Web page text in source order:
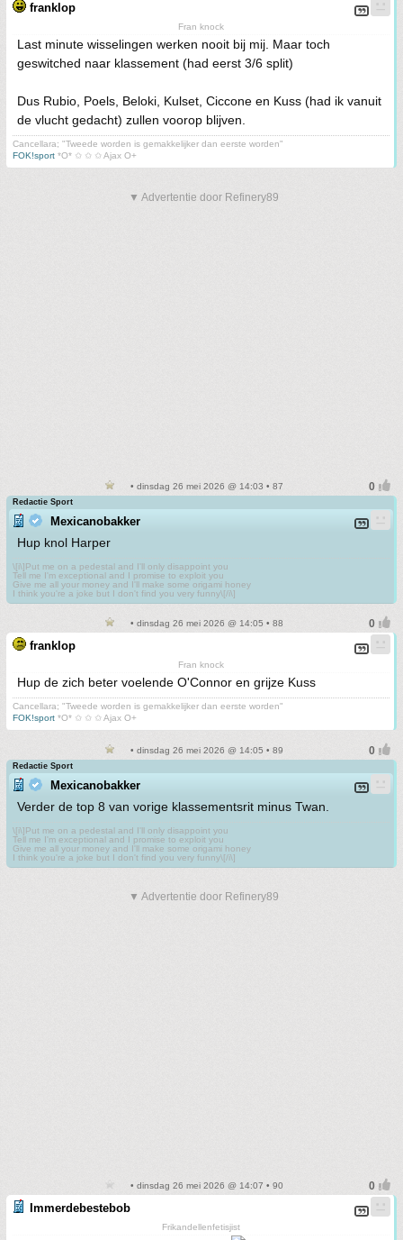
franklop
Fran knock
Last minute wisselingen werken nooit bij mij. Maar toch
geswitched naar klassement (had eerst 3/6 split)
Dus Rubio, Poels, Beloki, Kulset, Ciccone en Kuss (had ik vanuit
de vlucht gedacht) zullen voorop blijven.
Cancellara; "Tweede worden is gemakkelijker dan eerste worden"
FOK!sport *O* ✩ ✩ ✩ Ajax O+
▼ Advertentie door Refinery89
• dinsdag 26 mei 2026 @ 14:03 • 87
Redactie Sport
Mexicanobakker
Hup knol Harper
\[i\]Put me on a pedestal and I'll only disappoint you
Tell me I'm exceptional and I promise to exploit you
Give me all your money and I'll make some origami honey
I think you're a joke but I don't find you very funny\[/i\]
• dinsdag 26 mei 2026 @ 14:05 • 88
franklop
Fran knock
Hup de zich beter voelende O'Connor en grijze Kuss
Cancellara; "Tweede worden is gemakkelijker dan eerste worden"
FOK!sport *O* ✩ ✩ ✩ Ajax O+
• dinsdag 26 mei 2026 @ 14:05 • 89
Redactie Sport
Mexicanobakker
Verder de top 8 van vorige klassementsrit minus Twan.
\[i\]Put me on a pedestal and I'll only disappoint you
Tell me I'm exceptional and I promise to exploit you
Give me all your money and I'll make some origami honey
I think you're a joke but I don't find you very funny\[/i\]
▼ Advertentie door Refinery89
• dinsdag 26 mei 2026 @ 14:07 • 90
Immerdebestebob
Frikandellenfetisjist